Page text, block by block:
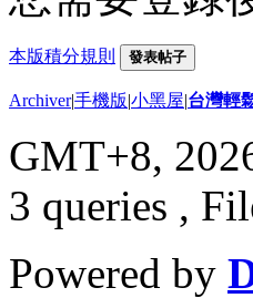
本版積分規則 發表帖子
Archiver|手機版|小黑屋|台灣輕
GMT+8,
3 queries ,
Powered by